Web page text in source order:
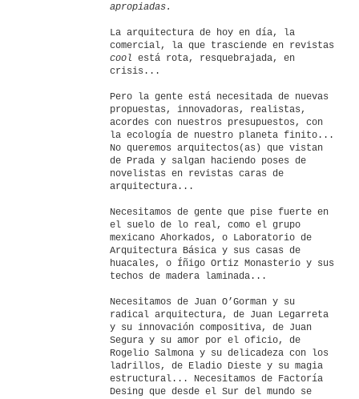
apropiadas.
La arquitectura de hoy en día, la
comercial, la que trasciende en revistas
cool está rota, resquebrajada, en
crisis...
Pero la gente está necesitada de nuevas
propuestas, innovadoras, realistas,
acordes con nuestros presupuestos, con
la ecología de nuestro planeta finito...
No queremos arquitectos(as) que vistan
de Prada y salgan haciendo poses de
novelistas en revistas caras de
arquitectura...
Necesitamos de gente que pise fuerte en
el suelo de lo real, como el grupo
mexicano Ahorkados, o Laboratorio de
Arquitectura Básica y sus casas de
huacales, o Íñigo Ortiz Monasterio y sus
techos de madera laminada...
Necesitamos de Juan O’Gorman y su
radical arquitectura, de Juan Legarreta
y su innovación compositiva, de Juan
Segura y su amor por el oficio, de
Rogelio Salmona y su delicadeza con los
ladrillos, de Eladio Dieste y su magia
estructural... Necesitamos de Factoría
Desing que desde el Sur del mundo se